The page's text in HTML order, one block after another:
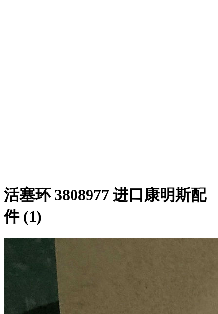
活塞环 3808977 进口康明斯配
件 (1)